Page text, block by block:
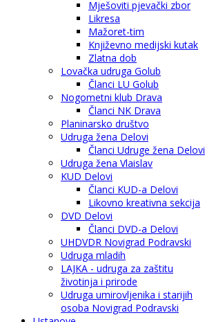
Mješoviti pjevački zbor
Likresa
Mažoret-tim
Književno medijski kutak
Zlatna dob
Lovačka udruga Golub
Članci LU Golub
Nogometni klub Drava
Članci NK Drava
Planinarsko društvo
Udruga žena Delovi
Članci Udruge žena Delovi
Udruga žena Vlaislav
KUD Delovi
Članci KUD-a Delovi
Likovno kreativna sekcija
DVD Delovi
Članci DVD-a Delovi
UHDVDR Novigrad Podravski
Udruga mladih
LAJKA - udruga za zaštitu
životinja i prirode
Udruga umirovljenika i starijih
osoba Novigrad Podravski